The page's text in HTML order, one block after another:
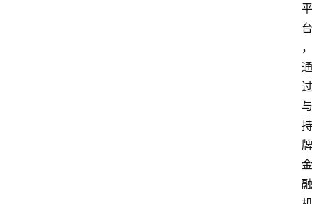
平
台
，
通
过
与
持
牌
金
融